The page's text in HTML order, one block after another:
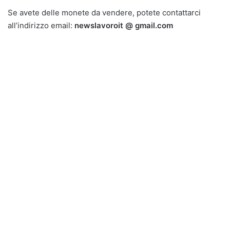
Se avete delle monete da vendere, potete contattarci
all’indirizzo email: newslavoroit @ gmail.com